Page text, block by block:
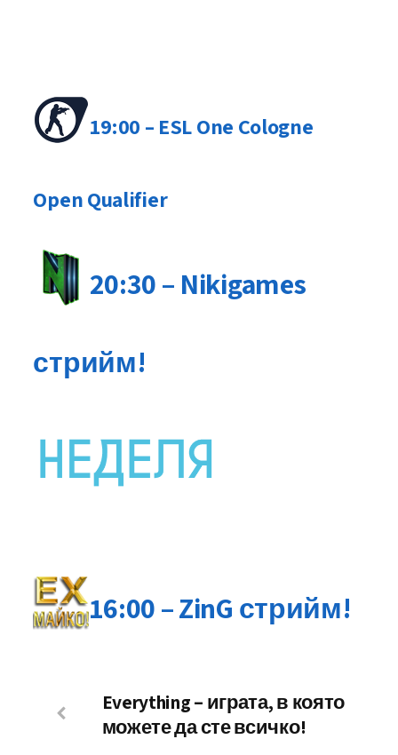
19:00 – ESL One Cologne
Open Qualifier
20:30 – Nikigames
стрийм!
16:00 – ZinG стрийм!
Everything – играта, в която
можете да сте всичко!